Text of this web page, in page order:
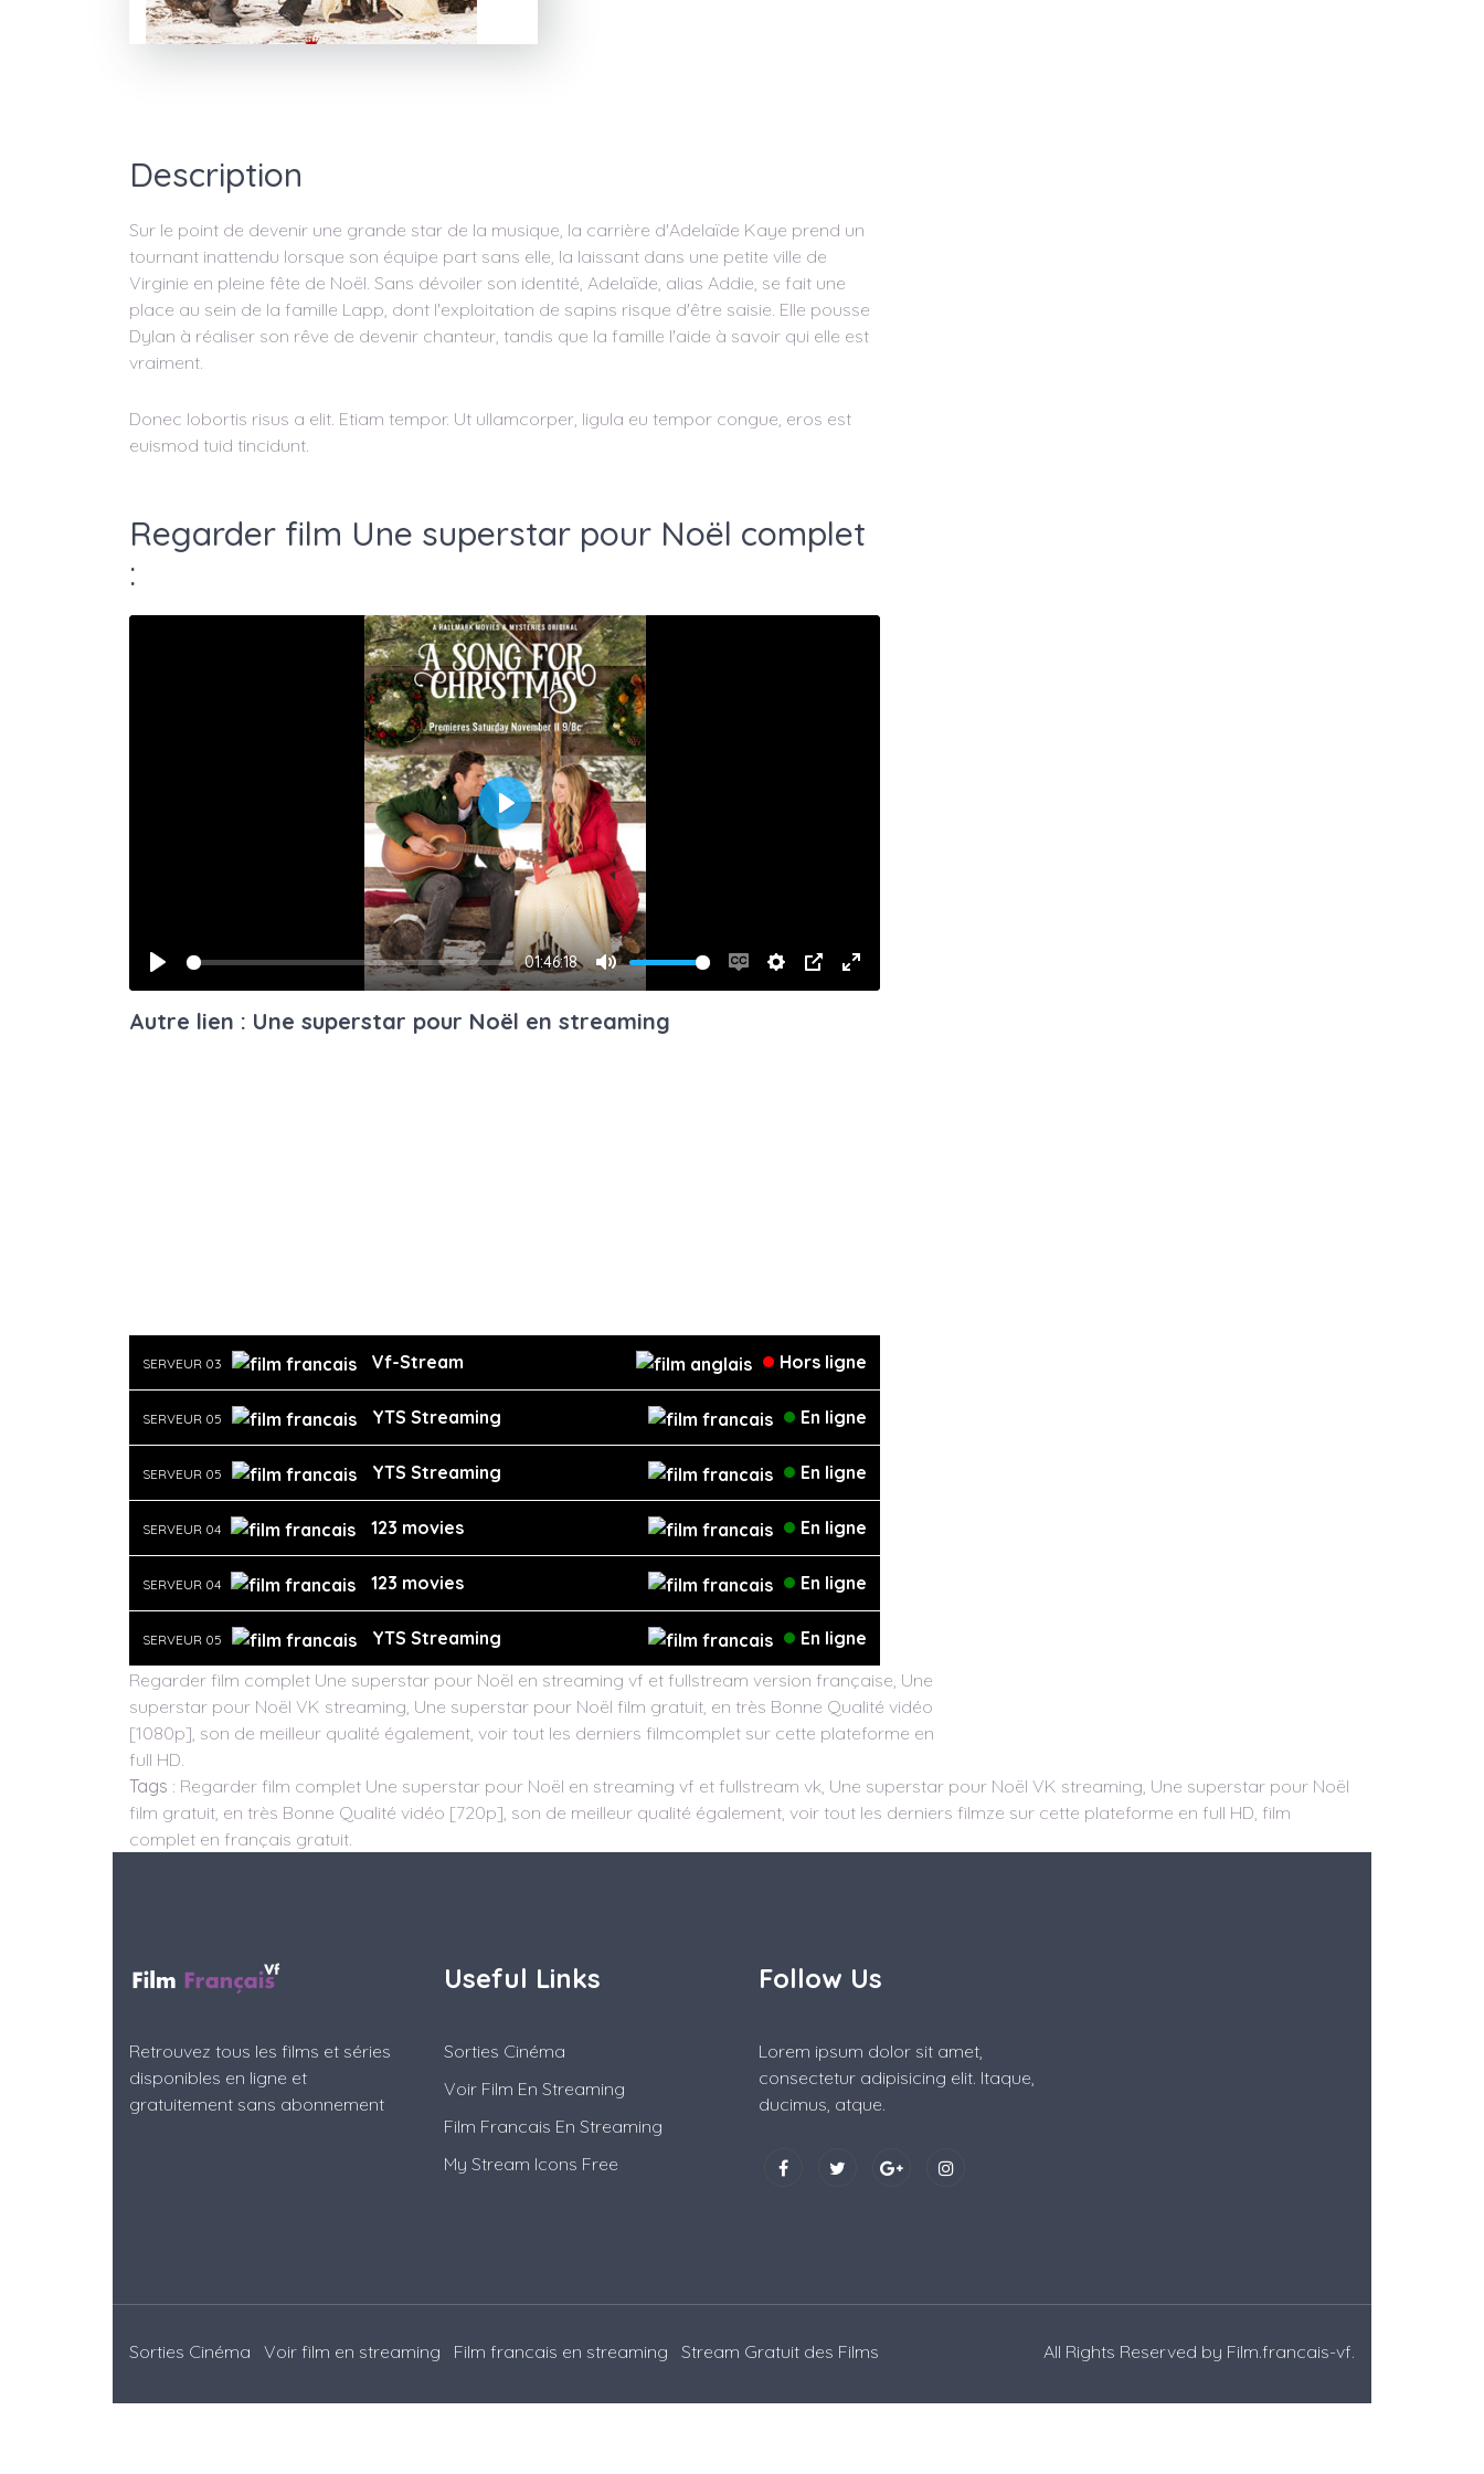
Description
Sur le point de devenir une grande star de la musique, la carrière d'Adelaïde Kaye prend un
tournant inattendu lorsque son équipe part sans elle, la laissant dans une petite ville de
Virginie en pleine fête de Noël. Sans dévoiler son identité, Adelaïde, alias Addie, se fait une
place au sein de la famille Lapp, dont l'exploitation de sapins risque d'être saisie. Elle pousse
Dylan à réaliser son rêve de devenir chanteur, tandis que la famille l'aide à savoir qui elle est
vraiment.
Donec lobortis risus a elit. Etiam tempor. Ut ullamcorper, ligula eu tempor congue, eros est
euismod tuid tincidunt.
Regarder film Une superstar pour Noël complet
:
Play
01:46:18
Mute
EnableSettings
PIP Enter
Play
Autre lien : Une superstar pour Noël en streaming
SERVEUR 03 Vf-Stream Hors ligne
SERVEUR 05 YTS Streaming En ligne
SERVEUR 05 YTS Streaming En ligne
SERVEUR 04 123 movies En ligne
SERVEUR 04 123 movies En ligne
SERVEUR 05 YTS Streaming
En ligne
Regarder film complet Une superstar pour Noël en streaming vf et fullstream version française, Une
superstar pour Noël VK streaming, Une superstar pour Noël film gratuit, en très Bonne Qualité vidéo
[1080p], son de meilleur qualité également, voir tout les derniers filmcomplet sur cette plateforme en
full HD.
Tags : Regarder film complet Une superstar pour Noël en streaming vf et fullstream vk, Une superstar pour Noël VK streaming, Une superstar pour Noël
film gratuit, en très Bonne Qualité vidéo [720p], son de meilleur qualité également, voir tout les derniers filmze sur cette plateforme en full HD, film
complet en français gratuit.
Retrouvez tous les films et séries
disponibles en ligne et
gratuitement sans abonnement
Useful Links
Sorties Cinéma
Voir Film En Streaming
Film Francais En Streaming
My Stream Icons Free
Follow Us
Lorem ipsum dolor sit amet,
consectetur adipisicing elit. Itaque,
ducimus, atque.
Sorties Cinéma Voir film en streaming Film francais en streaming Stream Gratuit des Films All Rights Reserved by Film.francais-vf.